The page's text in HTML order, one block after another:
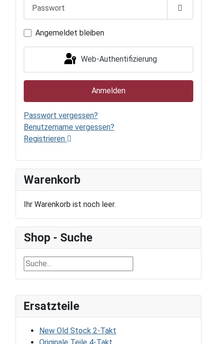
Ersatzteile
New Old Stock 2-Takt
Passwort
Angemeldet bleiben
Web-Authentifizierung
Anmelden
Passwort vergessen?
Benutzername vergessen?
Registrieren
Warenkorb
Ihr Warenkorb ist noch leer.
Shop - Suche